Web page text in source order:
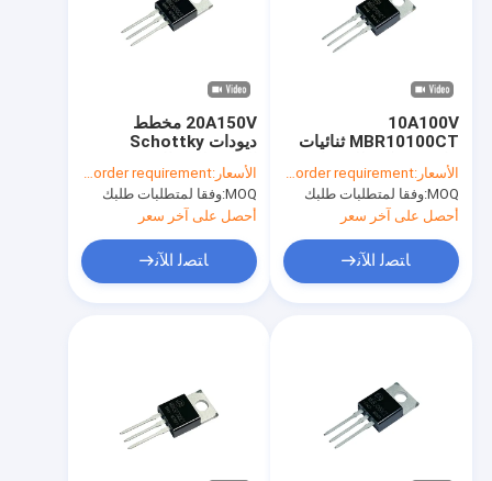
20A150V مخطط
ديودات Schottky
الحاجز للاتصالات
اللاسلكية
MBR20150CT
الأسعار:According to your order requirement
MOQ: وفقا لمتطلبات طلبك
أحصل على آخر سعر
ﺎﺘﺼﻟ ﺍﻶﻧ
10A100V
MBR10100CT ثنائيات
حاجز شوتكي للترددات
الراديوية
الأسعار:According to your order requirement
MOQ: وفقا لمتطلبات طلبك
أحصل على آخر سعر
ﺎﺘﺼﻟ ﺍﻶﻧ